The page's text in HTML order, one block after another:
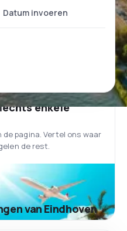
enkele
de pagina. Vertel ons waar
de rest.
van Eindhoven